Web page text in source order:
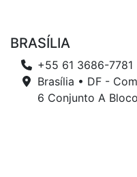
BRASÍLIA
+55 61 3686-7781
Brasília • DF -
6 Conjunto A